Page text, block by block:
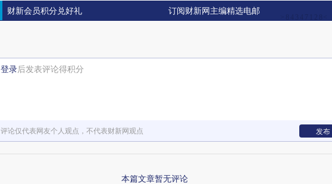
财新会员积分兑好礼 订阅财新网主编精选电邮
登录后发表评论得积分
评论仅代表网友个人观点，不代表财新网观点 发布
本篇文章暂无评论